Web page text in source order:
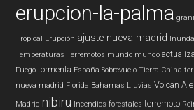
erupcion-la-palma
Tropical Erupción ajuste nueva madrid
Temperaturas Terremotos mundo mundo
Fuego tormenta España Sobrevuelo Tierra China
nueva madrid Florida Bahamas Lluvias Volcan
Madrid nibiru Incendios forestales terremoto